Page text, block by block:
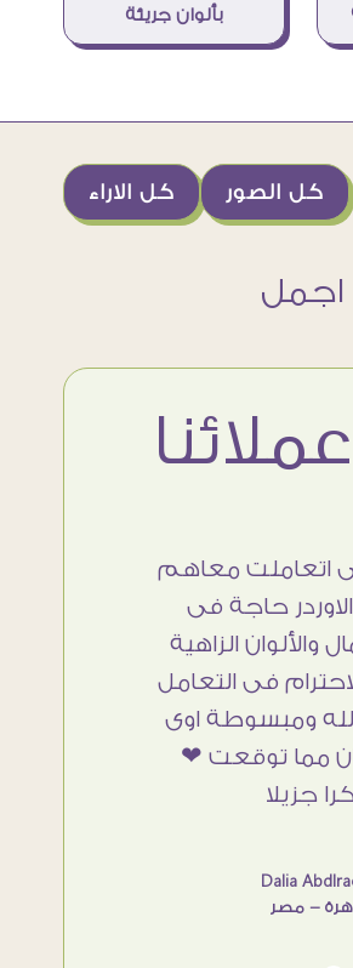
بألوان جريئة
كل الاراء كل الصور
اتعاملت معاهم
حاجة فى
والألوان الزاهية
فى التعامل
ومبسوطة اوى
مما توقعت ❤
جزيلا
Dalia
- مصر